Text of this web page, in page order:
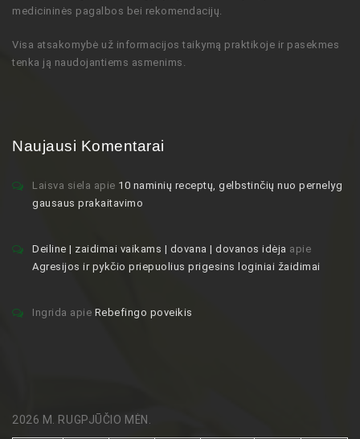
medicininės pagalbos bei rekomendacijų
Visa atsakomybė už informacijos taikymą praktikoje ir pasekmes
tenka ją naudojantiems asmenims.
Naujausi Komentarai
Laisva siela apie 10 naminių receptų, gelbstinčių nuo pernelyg
gausaus prakaitavimo
Deiline | zaidimai vaikams | dovana | dovanos idėja apie
Agresijos ir pykčio priepuolius prigesins loginiai žaidimai
Ingrida apie Rebefingo poveikis
2026 M. RUGPJŪČIO MĖN.